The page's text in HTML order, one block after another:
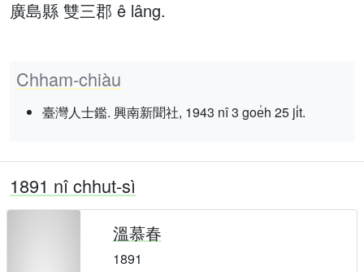
廣島縣 雙三郡 ê lâng.
Chham-chiàu
臺灣人士鑑. 興南新聞社, 1943 nî 3 goe̍h 25 ji̍t.
1891 nî chhut-sì
溫慕春
1891